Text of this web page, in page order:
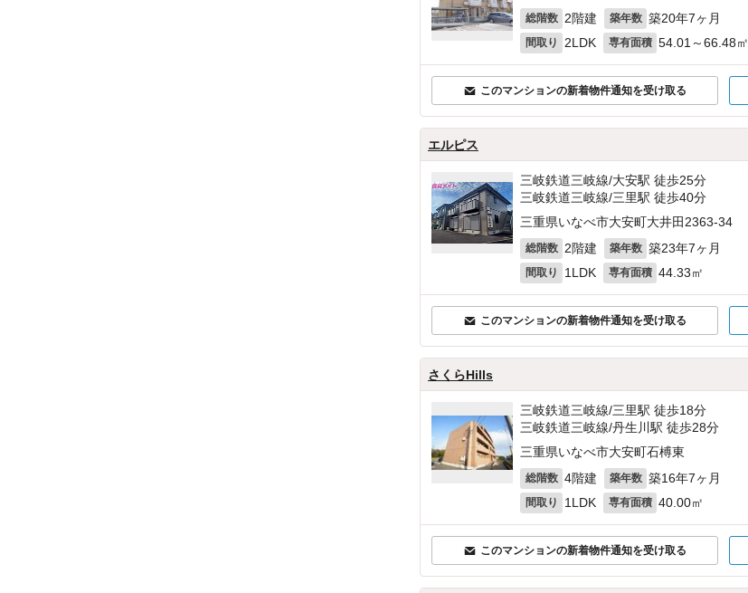
総階数 2階建 築年数 築20年7ヶ月
間取り 2LDK 専有面積 54.01～66.48㎡
このマンションの新着物件通知を受け取る
エルピス
三岐鉄道三岐線/大安駅 徒歩25分
三岐鉄道三岐線/三里駅 徒歩40分
三重県いなべ市大安町大井田2363‐34
総階数 2階建 築年数 築23年7ヶ月
間取り 1LDK 専有面積 44.33㎡
このマンションの新着物件通知を受け取る
さくらHills
三岐鉄道三岐線/三里駅 徒歩18分
三岐鉄道三岐線/丹生川駅 徒歩28分
三重県いなべ市大安町石榑東
総階数 4階建 築年数 築16年7ヶ月
間取り 1LDK 専有面積 40.00㎡
このマンションの新着物件通知を受け取る